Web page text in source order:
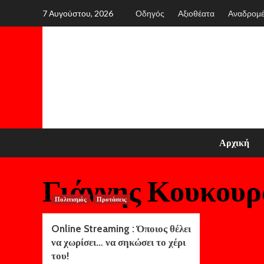
7 Αυγούστου, 2026 Οδηγός Αξιοθέατα
Αρχική
Γιάννης
Πολιτισμός Προτάσεις
Online Streaming : Όποιος θέλει
να χωρίσει… να σηκώσει το χέρι
του!